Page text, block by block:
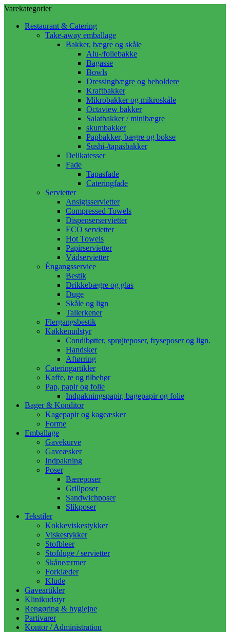
Varekategorier
Restaurant & Catering
Take-away emballage
Bakker, bægre og skåle
Alu-/foliebakke
Bagasse
Bowls
Dressingbægre og beholdere
Kraftbakker
Mikrobakker og mikroskåle
Octaview bakker
Salatbakker / minibægre
skumbakker
Papbakker, bægre og bokse
Sushi-/tapasbakker
Delikatesser
Fade
Tapasfade
Cateringfade
Servietter
Ansigtsservietter
Compressed Towels
Dispenserservietter
ECO servietter
Hot Towels
Papirservietter
Vådservietter
Éngangsservice
Bestik
Drikkebægre og glas
Duge
Skåle og lign
Tallerkener
Flergangsbestik
Køkkenudstyr
Condibøtter, sprøjteposer, fryseposer og lign.
Handsker
Aftørring
Cateringartikler
Kaffe, te og tilbehør
Pap, papir og folie
Indpakningspapir, bagepapir og folie
Bager & Konditor
Kagepapir og kageæsker
Forme
Emballage
Gavekurve
Gaveæsker
Indpakning
Poser
Bæreposer
Grillposer
Sandwichposer
Slikposer
Tekstiler
Kokkeviskestykker
Viskestykker
Stofbleer
Stofduge / servietter
Skåneærmer
Forklæder
Klude
Gaveartikler
Klinikudstyr
Rengøring & hygiejne
Partivarer
Kontor / Administration